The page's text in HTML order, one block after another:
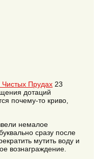
Прудах 23
дотаций
почему-то криво,
немалое
сразу после
мутить воду и
вознаграждение.